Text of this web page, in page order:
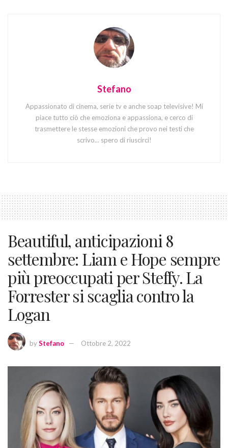
Stefano
Appassionato di cinema, serie tv e anche soap televisive! Mi
piace tutto ciò che emoziona e appassiona, e cerco di
trasmettere le stesse emozioni che provo nei testi che
scrivo... spero di riuscirci!
Beautiful, anticipazioni 8
settembre: Liam e Hope sempre
più preoccupati per Steffy. La
Forrester si scaglia contro la
Logan
byStefano Ottobre 2, 2022